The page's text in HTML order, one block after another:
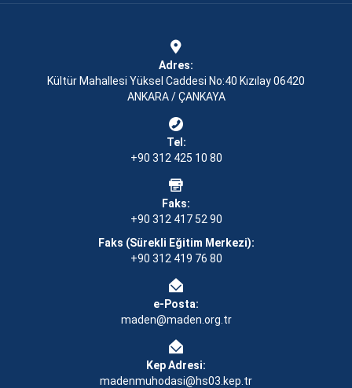
Adres:
Kültür Mahallesi Yüksel Caddesi No:40 Kızılay 06420
ANKARA / ÇANKAYA
Tel:
+90 312 425 10 80
Faks:
+90 312 417 52 90
Faks (Sürekli Eğitim Merkezi):
+90 312 419 76 80
e-Posta:
maden@maden.org.tr
Kep Adresi:
madenmuhodasi@hs03.kep.tr